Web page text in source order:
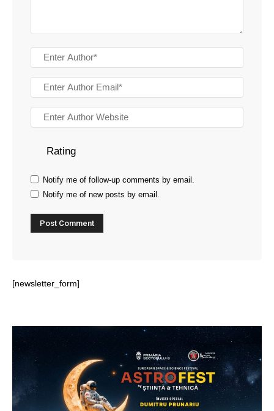
Rating
Notify me of follow-up comments by email.
Notify me of new posts by email.
[newsletter_form]